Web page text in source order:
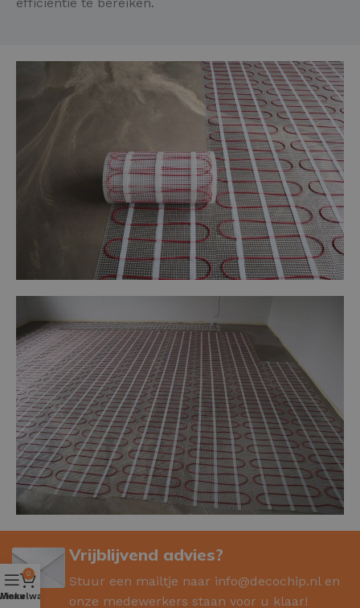
Vrijblijvend advies?
Stuur een mailtje naar info@decochip.nl en
onze medewerkers staan voor u klaar!
Menu
0